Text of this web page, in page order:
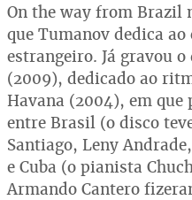
On the way from Brazil
que Tumanov dedica
estrangeiro. Já gravou
(2009), dedicado ao
Havana (2004), em que
entre Brasil (o disco
Santiago, Leny
e Cuba (o pianista
Armando Cantero